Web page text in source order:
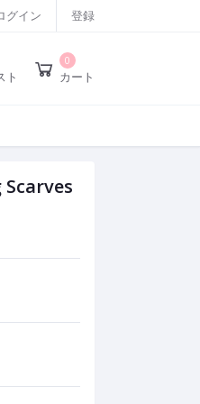
グイン 登録
ト
0
カート